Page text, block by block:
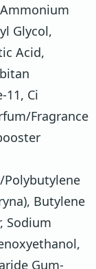
Glycol,
Acid,
11, Ci
Fragrance
Polybutylene
Butylene
Sodium
Gum-